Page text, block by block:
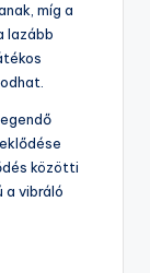
míg a
lazább
közötti
a vibráló